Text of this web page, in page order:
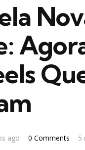
ago 0 Comments 5